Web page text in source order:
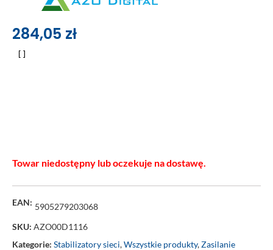
284,05 zł
Towar niedostępny lub oczekuje na dostawę.
EAN: 5905279203068
SKU: AZO00D1116
Kategorie: Stabilizatory sieci,Wszystkie produkty,Zasilanie